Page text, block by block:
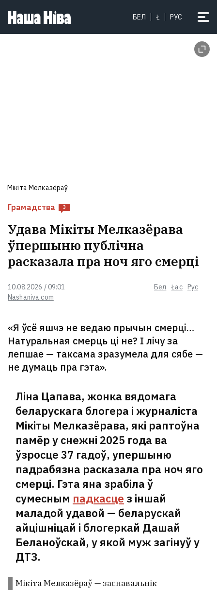
БЕЛ Ł РУС
Грамадства 3
Nashaniva.com
10.08.2026 / 09:01 Бел Łac Рус
Удава Мікіты Мелказёрава
ўпершыню публічна
расказала пра ноч яго смерці
«Я ўсё яшчэ не ведаю прычын смерці…
Натуральная смерць ці не? І лічу за
лепшае — таксама зразумела для сябе —
не думаць пра гэта».
Мікіта Мелказёраў
Ліна Цапава, жонка вядомага
беларускага блогера і журналіста
Мікіты Мелказёрава, які раптоўна
памёр у снежні 2025 года ва
ўзросце 37 гадоў, упершыню
падрабязна расказала пра ноч яго
смерці. Гэта яна зрабіла ў
сумесным падкасце з іншай
маладой удавой — беларускай
айцішніцай і блогеркай Дашай
Беланоўскай, у якой муж загінуў у
ДТЗ.
Мікіта Мелказёраў — заснавальнік